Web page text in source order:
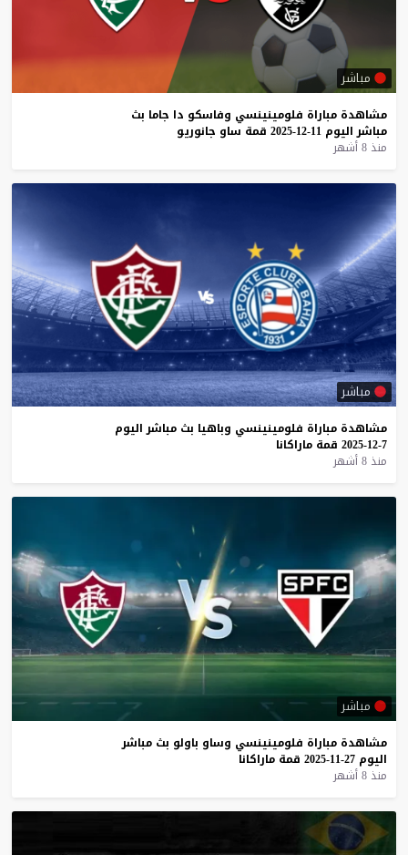
مباشر
مشاهدة مباراة فلومينينسي وفاسكو دا جاما بث
مباشر اليوم 11-12-2025 قمة ساو جانوريو
منذ 8 أشهر
مباشر
مشاهدة مباراة فلومينينسي وباهيا بث مباشر اليوم
7-12-2025
قمة ماراكانا
منذ 8 أشهر
مباشر
مشاهدة مباراة فلومينينسي وساو باولو بث مباشر
اليوم 27-11-2025 قمة ماراكانا
منذ 8 أشهر